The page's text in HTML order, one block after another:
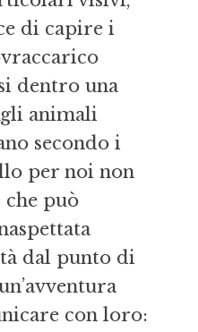
di capire i
dentro una
animali
secondo i
per noi non
che può
dal punto di
con loro: